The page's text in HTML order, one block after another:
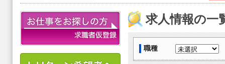
求人情報の一
職種